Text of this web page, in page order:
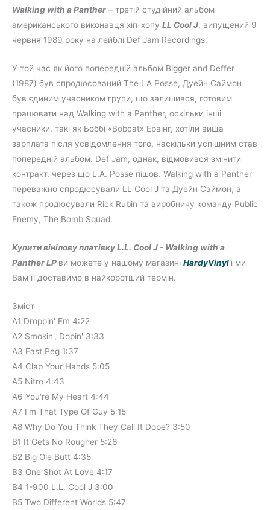
Walking with a Panther – третій студійний альбом
американського виконавця хіп-хопу LL Cool J, випущений 9
червня 1989 року на лейблі Def Jam Recordings.
У той час як його попередній альбом Bigger and Deffer
(1987) був спродюсований The LA Posse, Дуейн Саймон
був єдиним учасником групи, що залишився, готовим
працювати над Walking with a Panther, оскільки інші
учасники, такі як Боббі «Bobcat» Ервінг, хотіли вища
зарплата після усвідомлення того, наскільки успішним став
попередній альбом. Def Jam, однак, відмовився змінити
контракт, через що L.A. Posse пішов. Walking with a Panther
переважно спродюсували LL Cool J та Дуейн Саймон, а
також продюсували Rick Rubin та виробничу команду Public
Enemy, The Bomb Squad.
Купити вінілову платівкуL.L. Cool J - Walking with a
Panther LP ви можете у нашому магазині HardyVinyl і ми
Вам її доставимо в найкоротший термін.
Зміст
A1 Droppin' Em 4:22
A2 Smokin', Dopin' 3:33
A3 Fast Peg 1:37
A4 Clap Your Hands 5:05
A5 Nitro 4:43
A6 You're My Heart 4:44
A7 I'm That Type Of Guy 5:15
A8 Why Do You Think They Call It Dope? 3:50
B1 It Gets No Rougher 5:26
B2 Big Ole Butt 4:35
B3 One Shot At Love 4:17
B4 1-900 L.L. Cool J 3:00
B5 Two Different Worlds 5:47